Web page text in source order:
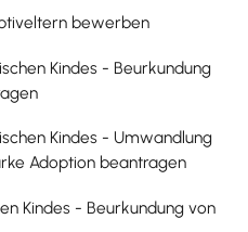
bewerben
Kindes - Beurkundung
Kindes - Umwandlung
Adoption beantragen
Kindes - Beurkundung von